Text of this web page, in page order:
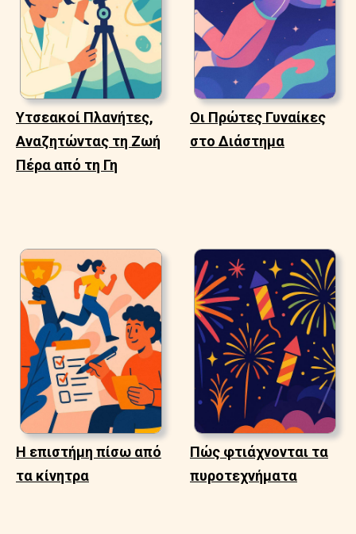
Υτσεακοί Πλανήτες,
Αναζητώντας τη Ζωή
Πέρα από τη Γη
Οι Πρώτες Γυναίκες
στο Διάστημα
Η επιστήμη πίσω από
τα κίνητρα
Πώς φτιάχνονται τα
πυροτεχνήματα